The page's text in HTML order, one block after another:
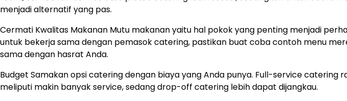
menjadi alternatif yang pas.
Cermati Kwalitas Makanan Mutu makanan yaitu hal pokok yang penting menjadi
untuk bekerja sama dengan pemasok catering, pastikan buat coba contoh menu
sama dengan hasrat Anda.
Budget Samakan opsi catering dengan biaya yang Anda punya. Full-service
meliputi makin banyak service, sedang drop-off catering lebih dapat dijangkau.